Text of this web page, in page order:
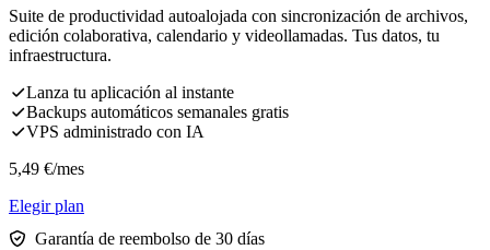
Suite de productividad autoalojada con sincronización de archivos,
edición colaborativa, calendario y videollamadas. Tus datos, tu
infraestructura.
Lanza tu aplicación al instante
Backups automáticos semanales gratis
VPS administrado con IA
5,49 €/mes
Elegir plan
Garantía de reembolso de 30 días